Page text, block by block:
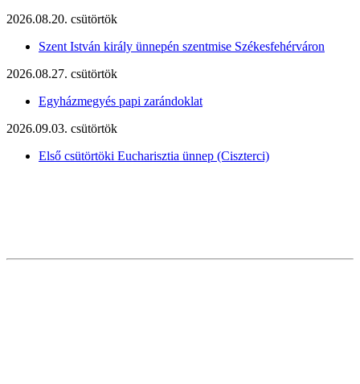
2026.08.20. csütörtök
Szent István király ünnepén szentmise Székesfehérváron
2026.08.27. csütörtök
Egyházmegyés papi zarándoklat
2026.09.03. csütörtök
Első csütörtöki Eucharisztia ünnep (Ciszterci)